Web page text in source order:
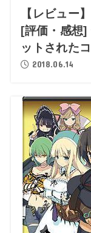
【レビュー
[評価・感想]
ットされた
2018.06.14